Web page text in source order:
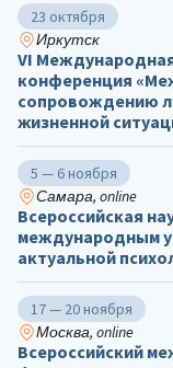
23 октября
Иркутск
VI
конференция
сопровождению
жизненной
5 — 6 ноября
Самара, online
Всероссийская
международным
актуальной
17 — 20 ноября
Москва, online
Всероссийский